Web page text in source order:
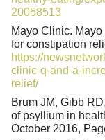
20058513
Mayo Clinic.
for constipation
https://
clinic-q-and-a-
relief/
Brum JM, Gibb
of psyllium in
October 2016,